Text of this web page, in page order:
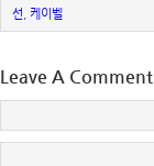
선
케이벨
Leave A Comment